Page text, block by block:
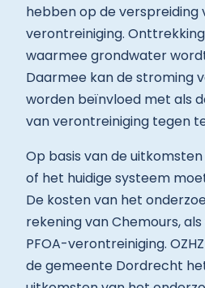
hebben op de verspreiding
verontreiniging.
waarmee grondwater
Daarmee kan de stroming
worden beïnvloed met als
van verontreiniging tegen
Op basis van de
of het huidige systeem
De kosten van het
rekening van Chemours,
PFOA-verontreiniging.
de gemeente Dordrecht